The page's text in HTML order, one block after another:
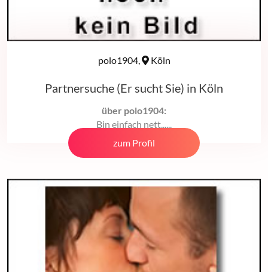
polo1904, Köln
Partnersuche (Er sucht Sie) in Köln
über polo1904:
Bin einfach nett......
zum Profil